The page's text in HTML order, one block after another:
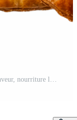
appétissant croustillant craquelins, sarriette saveur, nourriture la photographie, Couper en dehors transparent PNG Pro